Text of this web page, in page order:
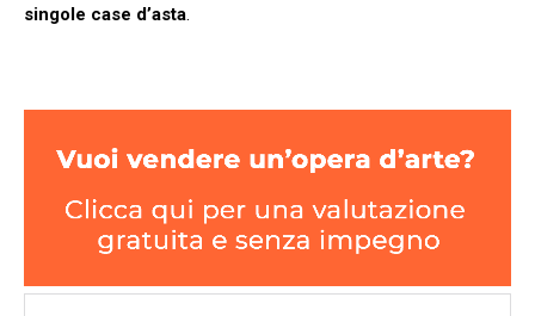
singole case d’asta